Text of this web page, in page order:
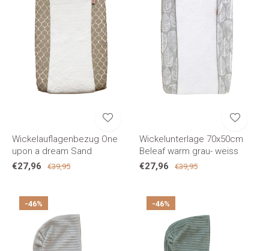
Wickelauflagenbezug One
upon a dream Sand
€27,96
€39,95
Wickelunterlage 70x50cm
Beleaf warm grau- weiss
€27,96
€39,95
-46% -46%